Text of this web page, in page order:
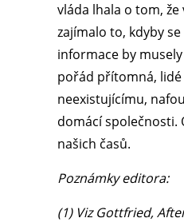
vláda lhala o tom,
zajímalo to, kdyby
informace by
pořád přítomná, lidé
neexistujícímu,
domácí společnosti.
našich časů.
Poznámky editora:
(1) Viz Gottfried,